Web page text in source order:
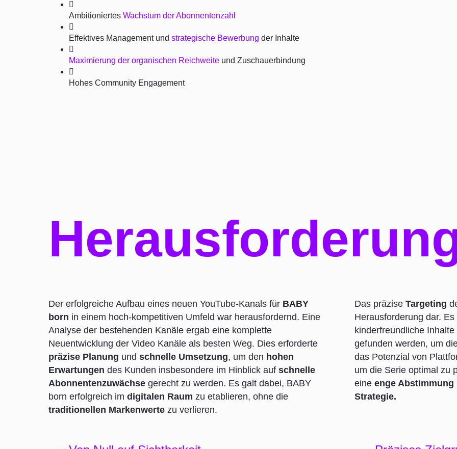
AmbitioniertesWachstum der Abonnentenzahl
Effektives Management undstrategische Bewerbung der Inhalte
Maximierung der organischen Reichweite und Zuschauerbindung
Hohes Community Engagement
Der erfolgreiche Aufbau eines neuen YouTube-Kanals für BABY
born in einem hoch-kompetitiven Umfeld war herausfordernd. Eine
Analyse der bestehenden Kanäle ergab eine komplette
Neuentwicklung der Video Kanäle als besten Weg. Dies erforderte
präzise Planung undschnelle Umsetzung, um den hohen
Erwartungen des Kunden insbesondere im Hinblick aufschnelle
Abonnentenzuwächse gerecht zu werden. Es galt dabei, BABY
born erfolgreich imdigitalen Raum zu etablieren, ohne die
traditionellen Markenwerte zu verlieren.
Das präziseTargeting
Herausforderung dar.
kinderfreundliche
gefunden werden, um
das Potenzial von
um die Serie optimal zu
eineenge Abstimmung
Strategie.